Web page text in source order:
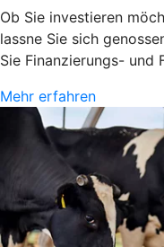
Ob Sie investieren
lassne Sie sich
Sie Finanzierungs- und
Mehr erfahren